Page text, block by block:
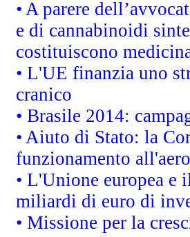
• A parere
e di cannabinoidi
costituiscono
• L'UE finanzia uno
cranico
• Brasile 2014:
• Aiuto di Stato: la
funzionamento
• L'Unione europea
miliardi di euro di
• Missione per la